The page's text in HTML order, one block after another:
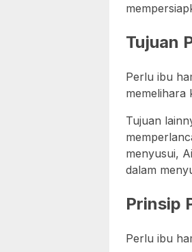
Tujuan
Perlu ibu
memelihara
Tujuan
menyusui,
dalam
Prinsip
Perlu ibu